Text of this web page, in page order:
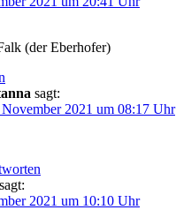
(der Eberhofer)
sagt:
November 2021 um 08:17 Uhr
sagt:
2021 um 10:10 Uhr